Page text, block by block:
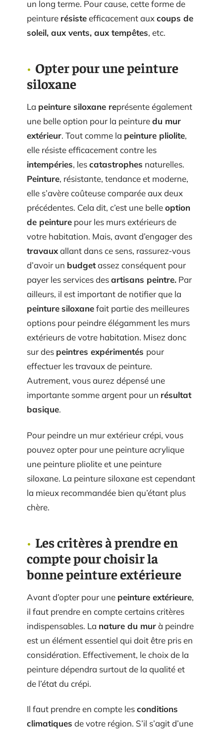
un long terme. Pour cause, cette forme de
peinture résisteefficacement auxcoups de
soleil, aux vents, aux tempêtes, etc.
Opter pour une peinture
siloxane
La peinture siloxane représente également
une belle option pour la peinturedu mur
extérieur. Tout comme la peinture pliolite,
elle résiste efficacement contre les
intempéries, lescatastrophes naturelles.
Peinture, résistante, tendance et moderne,
elle s’avère coûteuse comparée aux deux
précédentes. Cela dit, c’est une belleoption
de peinture pour les murs extérieurs de
votre habitation. Mais, avant d’engager des
travauxallant dans ce sens, rassurez-vous
d’avoir un budgetassez conséquent pour
payer les services desartisans peintre. Par
ailleurs, il est important de notifier que la
peinturesiloxanefait partie des meilleures
options pour peindre élégamment les murs
extérieurs de votre habitation. Misez donc
sur des peintres expérimentés pour
effectuer les travaux de peinture.
Autrement, vous aurez dépensé une
importante somme argent pour un résultat
basique.
Pour peindre un mur extérieur crépi, vous
pouvez opter pour une peinture acrylique
une peinture pliolite et une peinture
siloxane. La peinture siloxane est cependant
la mieux recommandée bien qu’étant plus
chère.
Les critères à prendre en
compte pour choisir la
bonne peinture extérieure
Avant d’opter pour une peinture extérieure,
il faut prendre en compte certains critères
indispensables. La nature du murà peindre
est un élément essentiel qui doit être pris en
considération. Effectivement, le choix de la
peinture dépendra surtout de la qualité et
de l’état du crépi.
Il faut prendre en compte lesconditions
climatiques de votre région. S’il s’agit d’une